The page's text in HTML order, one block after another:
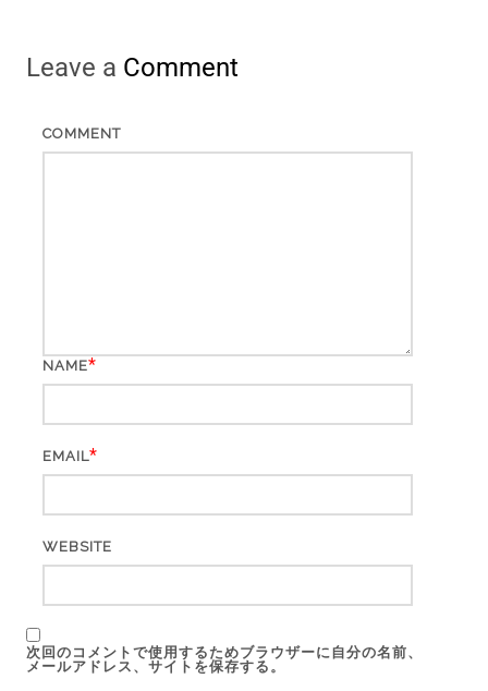
Leave a Comment
COMMENT
NAME*
EMAIL*
WEBSITE
次回のコメントで使用するためブラウザーに自分の名前、
メールアドレス、サイトを保存する。